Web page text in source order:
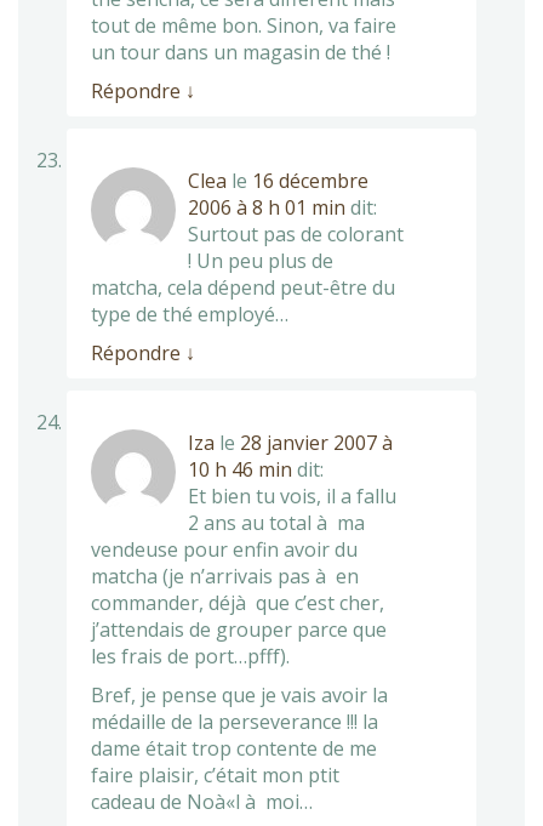
tout de même bon. Sinon, va faire
un tour dans un magasin de thé !
Répondre ↓
Clea le 16 décembre
2006 à 8 h 01 min dit:
Surtout pas de colorant
! Un peu plus de
matcha, cela dépend peut-être du
type de thé employé…
Répondre ↓
Iza le 28 janvier 2007 à
10 h 46 min dit:
Et bien tu vois, il a fallu
2 ans au total à ma
vendeuse pour enfin avoir du
matcha (je n’arrivais pas à en
commander, déjà que c’est cher,
j’attendais de grouper parce que
les frais de port…pfff).
Bref, je pense que je vais avoir la
médaille de la perseverance !!! la
dame était trop contente de me
faire plaisir, c’était mon ptit
cadeau de Noà«l à moi…